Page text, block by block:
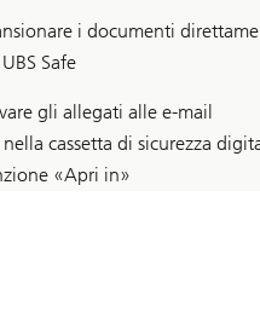
i documenti
Safe
gli allegati alle e-mail
cassetta di sicurezza
«Apri in»